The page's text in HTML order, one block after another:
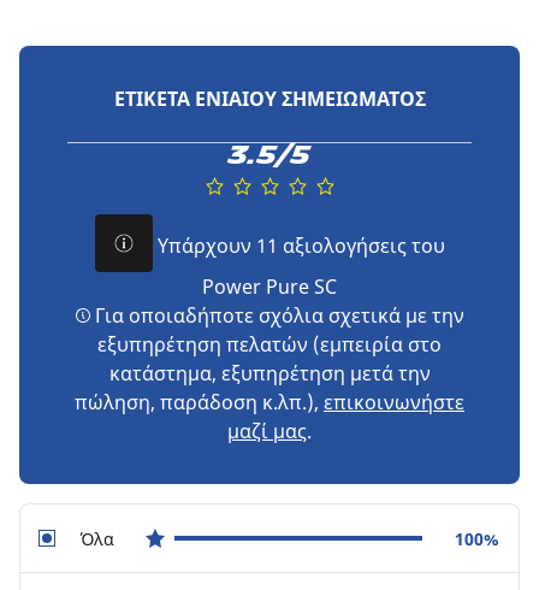
ΕΤΙΚΈΤΑ ΕΝΙΑΊΟΥ ΣΗΜΕΙΏΜΑΤΟΣ
3.5/5
Υπάρχουν 11 αξιολογήσεις του
Power Pure SC
Για οποιαδήποτε σχόλια σχετικά με την
εξυπηρέτηση πελατών (εμπειρία στο
κατάστημα, εξυπηρέτηση μετά την
πώληση, παράδοση κ.λπ.), επικοινωνήστε
μαζί μας.
Όλαstar reviews 100%